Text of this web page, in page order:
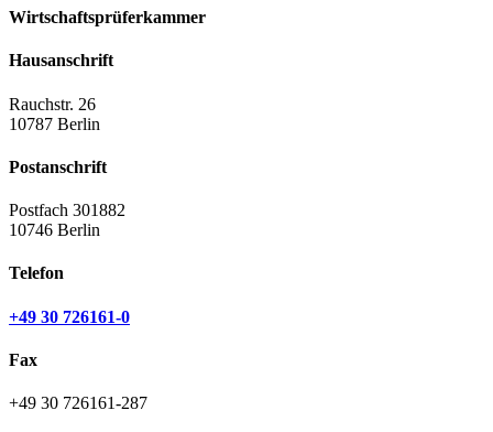
Wirtschaftsprüferkammer
Hausanschrift
Rauchstr. 26
10787 Berlin
Postanschrift
Postfach 301882
10746 Berlin
Telefon
+49 30 726161-0
Fax
+49 30 726161-287